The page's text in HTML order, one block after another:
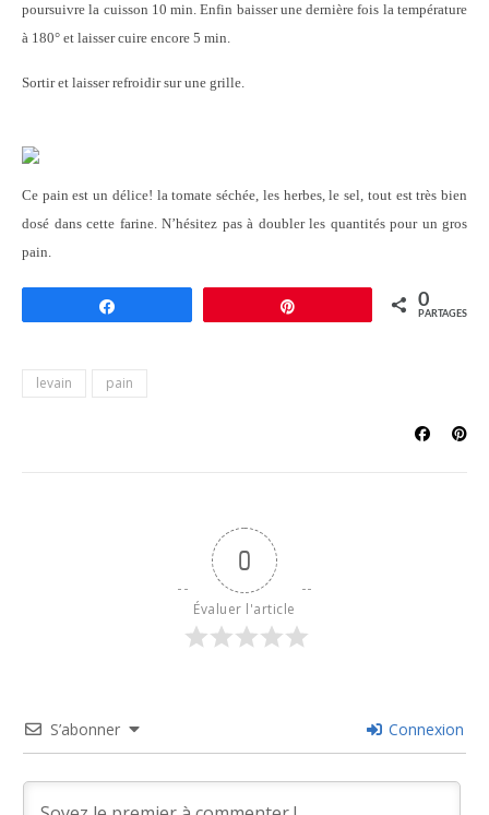
poursuivre la cuisson 10 min. Enfin baisser une dernière fois la température
à 180° et laisser cuire encore 5 min.
Sortir et laisser refroidir sur une grille.
Ce pain est un délice! la tomate séchée, les herbes, le sel, tout est très bien
dosé dans cette farine. N’hésitez pas à doubler les quantités pour un gros
pain.
0
PARTAGES
levain pain
0
Évaluer l'article
S’abonner Connexion